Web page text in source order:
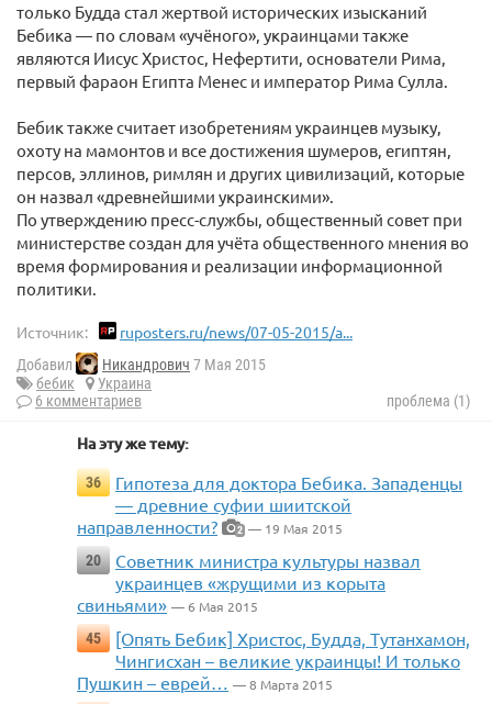
только Будда стал жертвой исторических изысканий
Бебика — по словам «учёного», украинцами также
являются Иисус Христос, Нефертити, основатели Рима,
первый фараон Египта Менес и император Рима Сулла.
Бебик также считает изобретениям украинцев музыку,
охоту на мамонтов и все достижения шумеров, египтян,
персов, эллинов, римлян и других цивилизаций, которые
он назвал «древнейшими украинскими».
По утверждению пресс-службы, общественный совет при
министерстве создан для учёта общественного мнения во
время формирования и реализации информационной
политики.
Источник: ruposters.ru/news/07-05-2015/a...
Добавил Никандрович 7 Мая 2015
бебик
Украина
6 комментариев
проблема (1)
На эту же тему:
36
Гипотеза для доктора Бебика. Западенцы
— древние суфии шиитской
направленности?
2 — 19 Мая 2015
20
Советник министра культуры назвал
украинцев «жрущими из корыта
свиньями» — 6 Мая 2015
45
[Опять Бебик] Христос, Будда, Тутанхамон,
Чингисхан – великие украинцы! И только
Пушкин – еврей… — 8 Марта 2015